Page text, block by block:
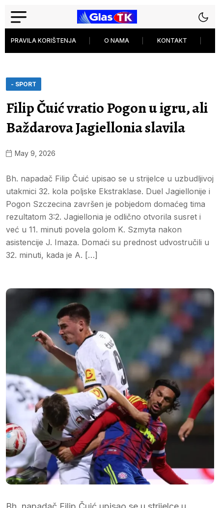
PRAVILA KORIŠTENJA O NAMA KONTAKT
- SPORT
Filip Čuić vratio Pogon u igru, ali
Baždarova Jagiellonia slavila
May 9, 2026
Bh. napadač Filip Čuić upisao se u strijelce u uzbudljivoj
utakmici 32. kola poljske Ekstraklase. Duel Jagiellonije i
Pogon Szczecina završen je pobjedom domaćeg tima
rezultatom 3:2. Jagiellonia je odlično otvorila susret i
već u 11. minuti povela golom K. Szmyta nakon
asistencije J. Imaza. Domaći su prednost udvostručili u
32. minuti, kada je A. […]